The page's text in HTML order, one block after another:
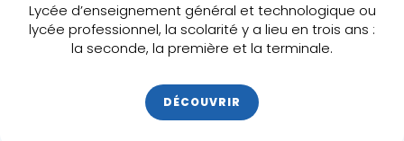
Lycée d’enseignement général et technologique ou
lycée professionnel, la scolarité y a lieu en trois ans :
la seconde, la première et la terminale.
DÉCOUVRIR